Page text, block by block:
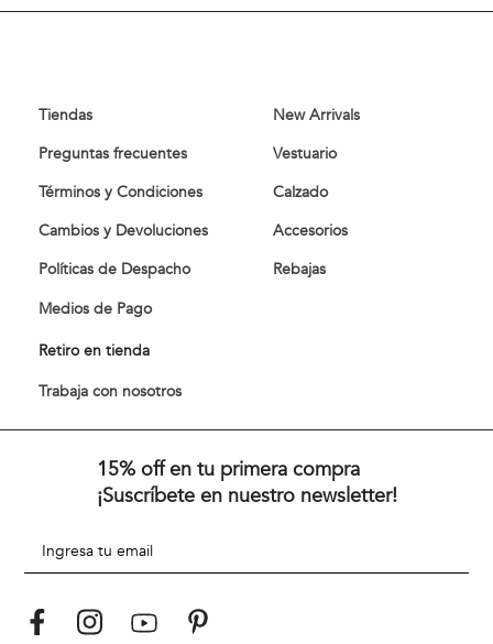
Tiendas
Preguntas frecuentes
Términos y Condiciones
Cambios y Devoluciones
Políticas de Despacho
Medios de Pago
Retiro en tienda
Trabaja con nosotros
New Arrivals
Vestuario
Calzado
Accesorios
Rebajas
15% off en tu primera compra
¡Suscríbete en nuestro newsletter!